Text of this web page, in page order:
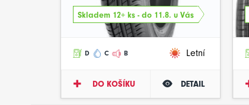
Skladem 12+ ks - do 11.8. u Vás
D C B Letní
DO KOŠÍKU DETAIL